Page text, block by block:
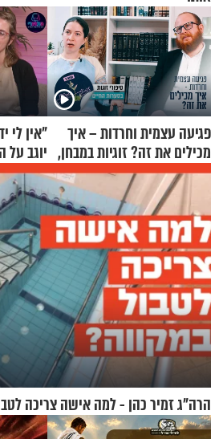
פגיעה עצמית וחרדות – איך
מכילים את זה? זוגיות במבחן,
הפעם עם יהודית ואלתר כהן
"אין לי
יוגב על
הרה"ג זמיר כהן - למה אישה צריכה